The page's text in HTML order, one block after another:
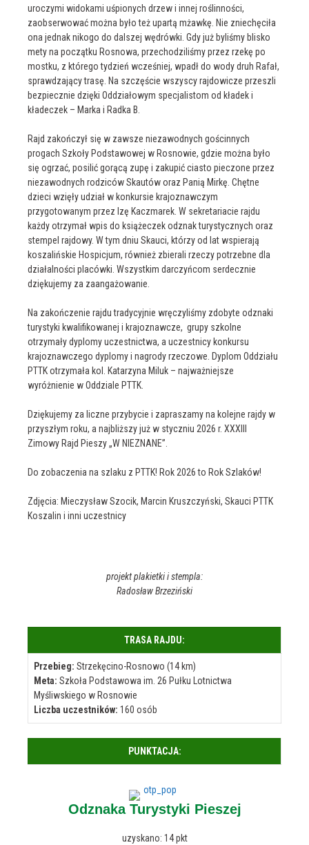
uroczymi widokami uśpionych drzew i innej roślinności,
zaobserwować można było też upartą mżawkę. Nie zniechęciła
ona jednak nikogo do dalszej wędrówki. Gdy już byliśmy blisko
mety na początku Rosnowa, przechodziliśmy przez rzekę po
mostku, z którego tydzień wcześniej, wpadł do wody druh Rafał,
sprawdzający trasę. Na szczęście wszyscy rajdowicze przeszli
bezpiecznie dzięki Oddziałowym specjalistom od kładek i
kładeczek – Marka i Radka B.
Rajd zakończył się w zawsze niezawodnych gościnnych
progach Szkoły Podstawowej w Rosnowie, gdzie można było
się ogrzać, posilić gorącą zupę i zakupić ciasto pieczone przez
niezawodnych rodziców Skautów oraz Panią Mirkę. Chętne
dzieci wzięły udział w konkursie krajoznawczym
przygotowanym przez Izę Kaczmarek. W sekretariacie rajdu
każdy otrzymał wpis do książeczek odznak turystycznych oraz
stempel rajdowy. W tym dniu Skauci, którzy od lat wspierają
koszalińskie Hospicjum, również zbierali rzeczy potrzebne dla
działalności placówki. Wszystkim darczyńcom serdecznie
dziękujemy za zaangażowanie.
Na zakończenie rajdu tradycyjnie wręczyliśmy zdobyte odznaki
turystyki kwalifikowanej i krajoznawcze, grupy szkolne
otrzymały dyplomy uczestnictwa, a uczestnicy konkursu
krajoznawczego dyplomy i nagrody rzeczowe. Dyplom Oddziału
PTTK otrzymała kol. Katarzyna Miluk – najważniejsze
wyróżnienie w Oddziale PTTK.
Dziękujemy za liczne przybycie i zapraszamy na kolejne rajdy w
przyszłym roku, a najbliższy już w styczniu 2026 r. XXXIII
Zimowy Rajd Pieszy „W NIEZNANE”.
Do zobaczenia na szlaku z PTTK! Rok 2026 to Rok Szlaków!
Zdjęcia: Mieczysław Szocik, Marcin Kruszczyński, Skauci PTTK
Koszalin i inni uczestnicy
projekt plakietki i stempla:
Radosław Brzeziński
TRASA RAJDU:
Przebieg: Strzekęcino-Rosnowo (14 km)
Meta: Szkoła Podstawowa im. 26 Pułku Lotnictwa
Myśliwskiego w Rosnowie
Liczba uczestników: 160 osób
PUNKTACJA:
Odznaka Turystyki Pieszej
uzyskano: 14 pkt